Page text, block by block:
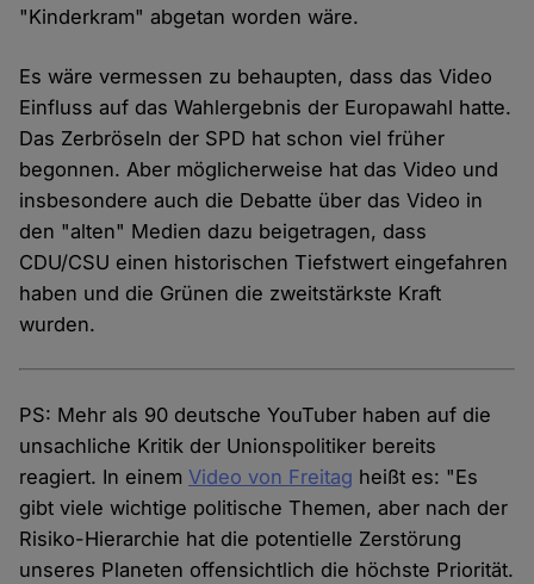
"Kinderkram" abgetan worden wäre.
Es wäre vermessen zu behaupten, dass das Video
Einfluss auf das Wahlergebnis der Europawahl hatte.
Das Zerbröseln der SPD hat schon viel früher
begonnen. Aber möglicherweise hat das Video und
insbesondere auch die Debatte über das Video in
den "alten" Medien dazu beigetragen, dass
CDU/CSU einen historischen Tiefstwert eingefahren
haben und die Grünen die zweitstärkste Kraft
wurden.
PS: Mehr als 90 deutsche YouTuber haben auf die
unsachliche Kritik der Unionspolitiker bereits
reagiert. In einemVideo von Freitag heißt es: "Es
gibt viele wichtige politische Themen, aber nach der
Risiko-Hierarchie hat die potentielle Zerstörung
unseres Planeten offensichtlich die höchste Priorität.